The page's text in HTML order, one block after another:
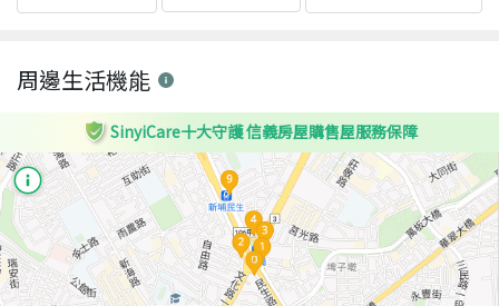
周邊生活機能
SinyiCare十大守護 信義房屋購售屋服務保障